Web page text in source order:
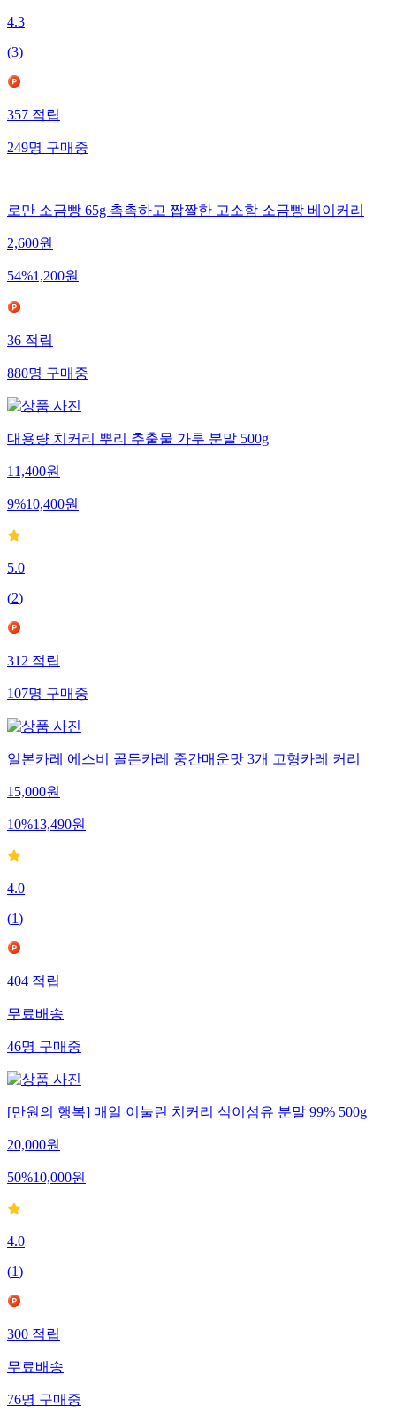
4.3
(3)
357적립
249명구매중
로만 소금빵 65g 촉촉하고 짭짤한 고소함 소금빵 베이커리
2,600원
54%1,200원
36적립
880명구매중
대용량 치커리 뿌리 추출물 가루 분말 500g
11,400원
9%10,400원
5.0
(2)
312적립
107명구매중
일본카레 에스비 골든카레 중간매운맛 3개 고형카레 커리
15,000원
10%13,490원
4.0
(1)
404적립
무료배송
46명구매중
[만원의 행복] 매일 이눌린 치커리 식이섬유 분말 99% 500g
20,000원
50%10,000원
4.0
(1)
300적립
무료배송
76명구매중